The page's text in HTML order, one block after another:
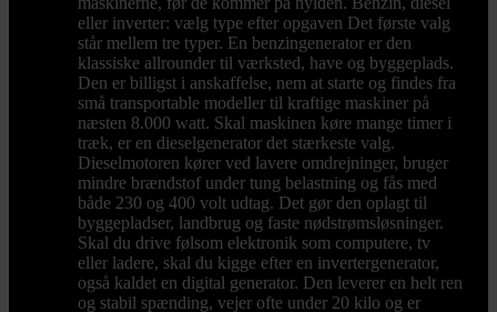
eller inverter: vælg type efter opgaven Det første valg
står mellem tre typer. En benzingenerator er den
klassiske allrounder til værksted, have og byggeplads.
Den er billigst i anskaffelse, nem at starte og findes fra
små transportable modeller til kraftige maskiner på
næsten 8.000 watt. Skal maskinen køre mange timer i
træk, er en dieselgenerator det stærkeste valg.
Dieselmotoren kører ved lavere omdrejninger, bruger
mindre brændstof under tung belastning og fås med
både 230 og 400 volt udtag. Det gør den oplagt til
byggepladser, landbrug og faste nødstrømsløsninger.
Skal du drive følsom elektronik som computere, tv
eller ladere, skal du kigge efter en invertergenerator,
også kaldet en digital generator. Den leverer en helt ren
og stabil spænding, vejer ofte under 20 kilo og er